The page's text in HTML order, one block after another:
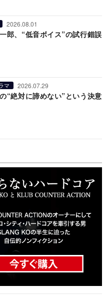
2026.08.01
郎、“低音ボイス”の試行錯誤
マ 2026.07.29
“絶対に諦めない”という決意